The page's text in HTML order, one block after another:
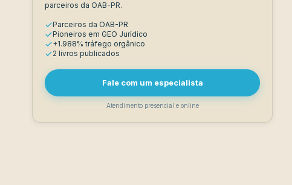
parceiros da OAB-PR.
Parceiros da OAB-PR
Pioneiros em GEO Jurídico
+1.988% tráfego orgânico
2 livros publicados
Fale com um especialista
Atendimento presencial e online